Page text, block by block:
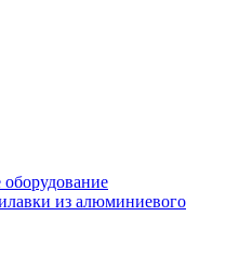
из алюминиевого